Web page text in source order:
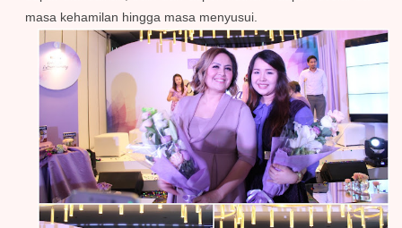
masa kehamilan hingga masa menyusui.